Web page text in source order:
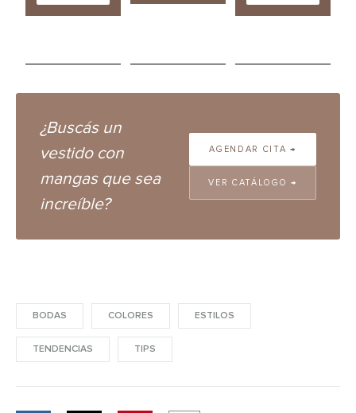
¿Buscás un
vestido con
mangas que sea
increíble?
AGENDAR CITA →
VER CATÁLOGO →
BODAS COLORES ESTILOS
TENDENCIAS TIPS